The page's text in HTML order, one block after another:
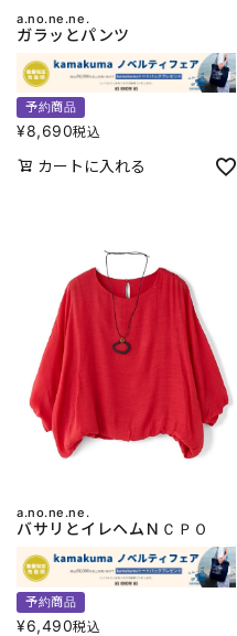
a.no.ne.ne.
ガラッとパンツ
予約商品
¥8,690税込
カートに入れる
a.no.ne.ne.
バサリとイレヘムＮＣＰＯ
予約商品
¥6,490税込